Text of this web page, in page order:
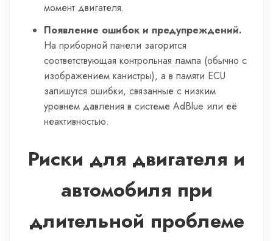
момент двигателя.
Появление ошибок и предупреждений.
На приборной панели загорится
соответствующая контрольная лампа (обычно с
изображением канистры), а в памяти ECU
запишутся ошибки, связанные с низким
уровнем давления в системе AdBlue или её
неактивностью.
Риски для двигателя и
автомобиля при
длительной проблеме